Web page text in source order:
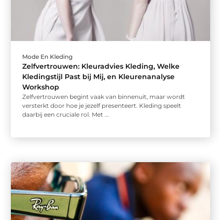
Mode En Kleding
Zelfvertrouwen: Kleuradvies Kleding, Welke
Kledingstijl Past bij Mij, en Kleurenanalyse
Workshop
Zelfvertrouwen begint vaak van binnenuit, maar wordt
versterkt door hoe je jezelf presenteert. Kleding speelt
daarbij een cruciale rol. Met ...